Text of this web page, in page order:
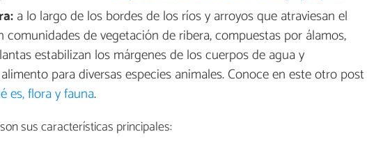
a lo largo de los bordes de los ríos y arroyos que atraviesan el
comunidades de vegetación de ribera, compuestas por álamos,
estabilizan los márgenes de los cuerpos de agua y
para diversas especies animales. Conoce en este otro post
es, flora y fauna.
sus características principales: